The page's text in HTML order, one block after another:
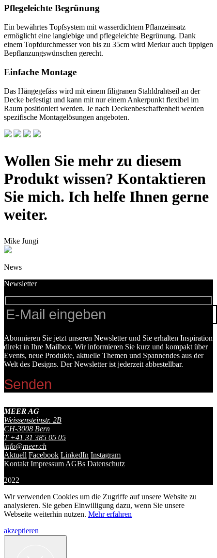
Pflegeleichte Begrünung
Ein bewährtes Topfsystem mit wasserdichtem Pflanzeinsatz
ermöglicht eine langlebige und pflegeleichte Begrünung. Dank
einem Topfdurchmesser von bis zu 35cm wird Merkur auch üppigen
Bepflanzungswünschen gerecht.
Einfache Montage
Das Hängegefäss wird mit einem filigranen Stahldrahtseil an der
Decke befestigt und kann mit nur einem Ankerpunkt flexibel im
Raum positioniert werden. Je nach Deckenbeschaffenheit werden
spezifische Montagelösungen angeboten.
Wollen Sie mehr zu diesem
Produkt wissen? Kontaktieren
Sie mich. Ich helfe Ihnen gerne
weiter.
Mike Jungi
News
Newsletter
Abonnieren Sie jetzt unseren Newsletter und Sie erhalten Inspiration
direkt in Ihre Mailbox. Wir informieren Sie kurz und kompakt über
Events, neue Produkte, aktuelle Themen und Spannendes aus der
Welt des Designs. Der Newsletter ist jederzeit abbestellbar.
MEER AG
Weissensteinstr. 2B
CH-3008 Bern
T +41 31 385 05 05
info@meer.ch
Aktuell Facebook LinkedIn Instagram
Kontakt Impressum AGBs Datenschutz
2022
Wir verwenden Cookies um die Zugriffe auf unsere Website zu
analysieren. Sie geben Einwilligung dazu, wenn Sie unsere
Webseite weiterhin nutzen. Mehr erfahren
akzeptieren